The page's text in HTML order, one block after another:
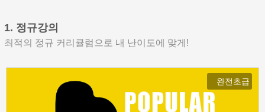
1. 정규강의
최적의 정규 커리큘럼으로 내 난이도에 맞게!
완전초급